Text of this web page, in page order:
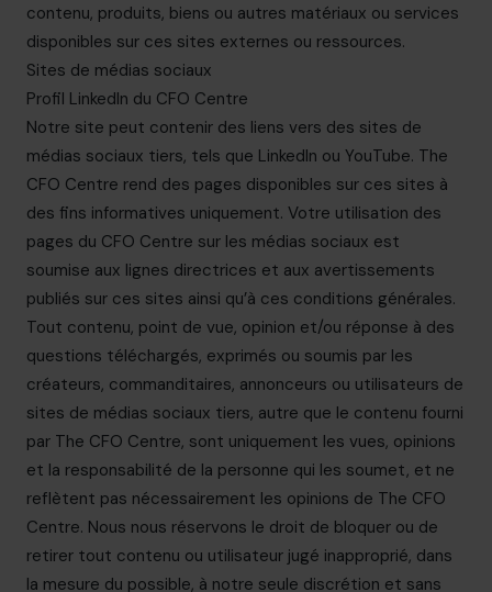
contenu, produits, biens ou autres matériaux ou services
disponibles sur ces sites externes ou ressources.
Sites de médias sociaux
Profil LinkedIn du CFO Centre
Notre site peut contenir des liens vers des sites de
médias sociaux tiers, tels que LinkedIn ou YouTube. The
CFO Centre rend des pages disponibles sur ces sites à
des fins informatives uniquement. Votre utilisation des
pages du CFO Centre sur les médias sociaux est
soumise aux lignes directrices et aux avertissements
publiés sur ces sites ainsi qu’à ces conditions générales.
Tout contenu, point de vue, opinion et/ou réponse à des
questions téléchargés, exprimés ou soumis par les
créateurs, commanditaires, annonceurs ou utilisateurs de
sites de médias sociaux tiers, autre que le contenu fourni
par The CFO Centre, sont uniquement les vues, opinions
et la responsabilité de la personne qui les soumet, et ne
reflètent pas nécessairement les opinions de The CFO
Centre. Nous nous réservons le droit de bloquer ou de
retirer tout contenu ou utilisateur jugé inapproprié, dans
la mesure du possible, à notre seule discrétion et sans